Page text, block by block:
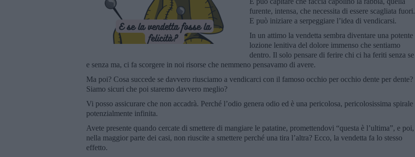
furente, intensa, che necessita di essere scagliata fuori.
E può iniziare a serpeggiare l’idea di vendicarsi.
In un attimo la vendetta sembra diventare una potente
lozione lenitiva del dolore immenso che sentiamo
dentro. Il solo pensare di ferire chi ci ha feriti senza se
e senza ma, ci fa scorgere in noi risorse che nemmeno pensavamo di avere.
Ma poi? Cosa succede se davvero riusciamo a vendicarci con il famoso occhio per occhio dente per dente?
Siamo sicuri che poi staremo davvero meglio?
Vi posso assicurare che non accadrà. Perché l’odio genera odio ed è una pericolosa, pericolosissima spirale
potenzialmente infinita.
Avete presente quando cercate di smettere di mangiare le patatine, promettendovi “questa è l’ultima”, e poi,
nella maggior parte dei casi, non riuscite a smettere perché una tira l’altra? Ecco, la vendetta fa lo stesso
effetto.